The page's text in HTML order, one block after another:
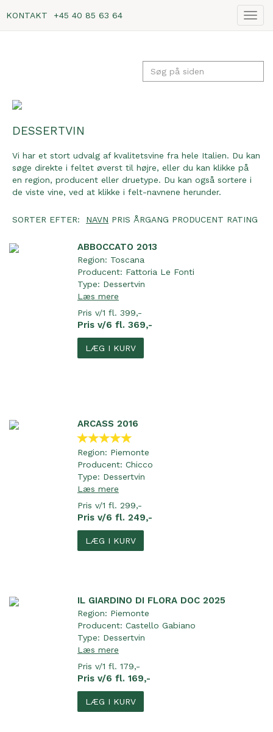
Vis
KONTAKT +45 40 85 63 64
DESSERTVIN
Vi har et stort udvalg af kvalitetsvine fra hele Italien. Du kan
søge direkte i feltet øverst til højre, eller du kan klikke på
en region, producent eller druetype. Du kan også sortere i
de viste vine, ved at klikke i felt-navnene herunder.
SORTER EFTER: NAVN PRIS ÅRGANG PRODUCENT RATING
ABBOCCATO 2013
Region: Toscana
Producent: Fattoria Le Fonti
Type: Dessertvin
Læs mere
Pris v/1 fl. 399,-
Pris v/6 fl. 369,-
LÆG I KURV
ARCASS 2016
Region: Piemonte
Producent: Chicco
Type: Dessertvin
Læs mere
Pris v/1 fl. 299,-
Pris v/6 fl. 249,-
LÆG I KURV
IL GIARDINO DI FLORA DOC 2025
Region: Piemonte
Producent: Castello Gabiano
Type: Dessertvin
Læs mere
Pris v/1 fl. 179,-
Pris v/6 fl. 169,-
LÆG I KURV